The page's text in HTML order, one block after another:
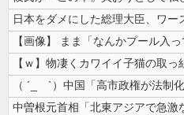
【ｗ】物凄くカワイイ子猫の取っ
中曽根元首相「北東アジアで急